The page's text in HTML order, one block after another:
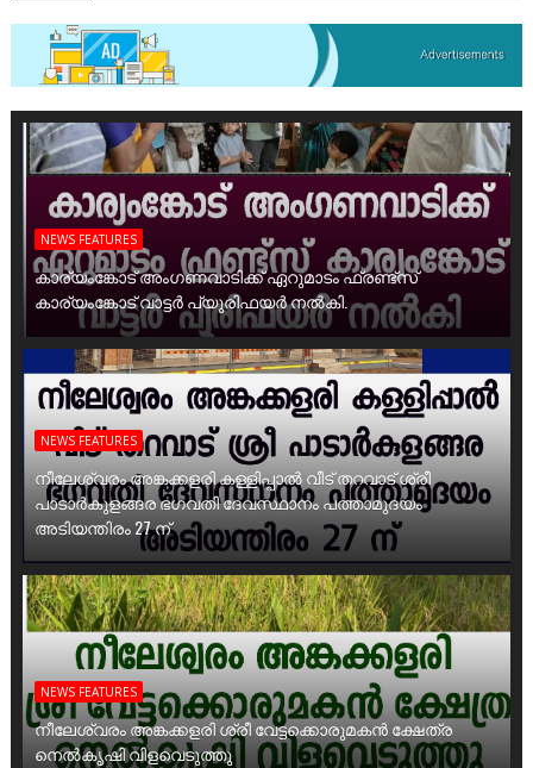
NEWS FEATURES
കാര്യംങ്കോട് അംഗണവാടിക്ക് ഏറുമാടം ഫ്രണ്ട്സ്
കാര്യംങ്കോട് വാട്ടർ പ്യൂരിഫയർ നൽകി.
NEWS FEATURES
നീലേശ്വരം അങ്കക്കളരി കള്ളിപ്പാൽ വീട് തറവാട് ശ്രീ
പാടാർകുളങ്ങര ഭഗവതി ദേവസ്ഥാനം പത്താമുദയം
അടിയന്തിരം 27 ന്
NEWS FEATURES
നീലേശ്വരം അങ്കക്കളരി ശ്രീ വേട്ടക്കൊരുമകൻ ക്ഷേത്ര
നെൽകൃഷി വിളവെടുത്തു